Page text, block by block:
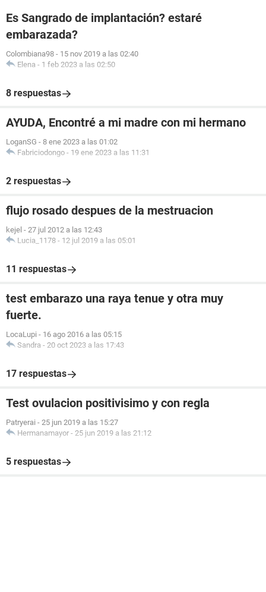
Es Sangrado de implantación? estaré
embarazada?
Colombiana98 - 15 nov 2019 a las 02:40
Elena - 1 feb 2023 a las 02:50
8 respuestas
AYUDA, Encontré a mi madre con mi hermano
LoganSG - 8 ene 2023 a las 01:02
Fabriciodongo - 19 ene 2023 a las 11:31
2 respuestas
flujo rosado despues de la mestruacion
kejel - 27 jul 2012 a las 12:43
Lucia_1178 - 12 jul 2019 a las 05:01
11 respuestas
test embarazo una raya tenue y otra muy
fuerte.
LocaLupi - 16 ago 2016 a las 05:15
Sandra - 20 oct 2023 a las 17:43
17 respuestas
Test ovulacion positivisimo y con regla
Patryerai - 25 jun 2019 a las 15:27
Hermanamayor - 25 jun 2019 a las 21:12
5 respuestas